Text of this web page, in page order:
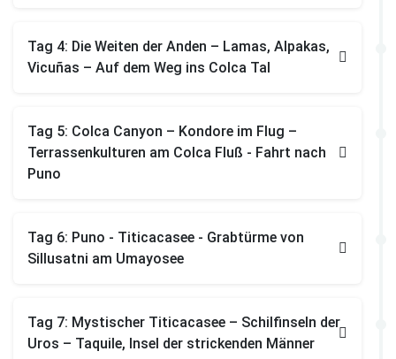
Tag 4: Die Weiten der Anden – Lamas, Alpakas,
Vicuñas – Auf dem Weg ins Colca Tal
Tag 5: Colca Canyon – Kondore im Flug –
Terrassenkulturen am Colca Fluß - Fahrt nach
Puno
Tag 6: Puno - Titicacasee - Grabtürme von
Sillusatni am Umayosee
Tag 7: Mystischer Titicacasee – Schilfinseln der
Uros – Taquile, Insel der strickenden Männer